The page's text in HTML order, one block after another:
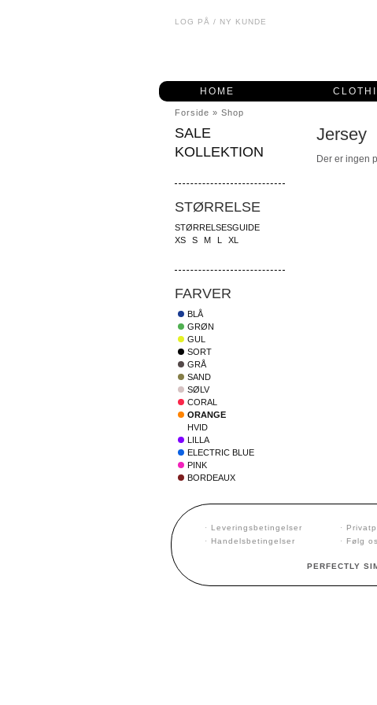
LOG PÅ / NY KUNDE
HOME
Forside » Shop
SALE
KOLLEKTION
STØRRELSE
STØRRELSESGUIDE
XS
S M L XL
FARVER
BLÅ
GRØN
GUL
SORT
GRÅ
SAND
SØLV
CORAL
ORANGE
HVID
LILLA
ELECTRIC BLUE
PINK
BORDEAUX
Jersey
Der er ingen
· Leveringsbetingelser ·
· Handelsbetingelser · Følg
PERFECTLY